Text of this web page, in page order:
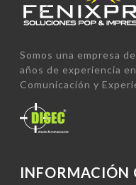
Somos una empresa
años de experiencia
Comunicación y
INFORMACIÓN